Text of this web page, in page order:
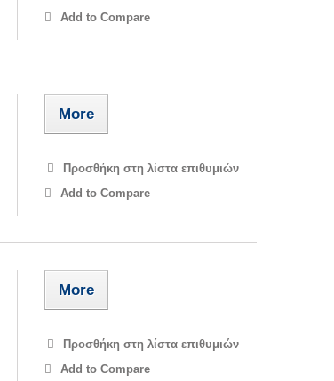
Add to Compare
More
Προσθήκη στη λίστα επιθυμιών
Add to Compare
More
Προσθήκη στη λίστα επιθυμιών
Add to Compare